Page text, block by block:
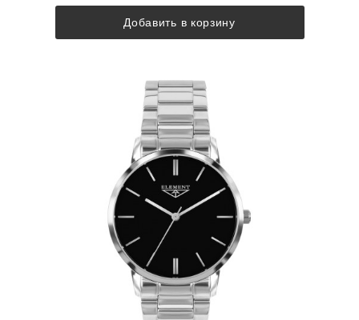
Добавить в корзину